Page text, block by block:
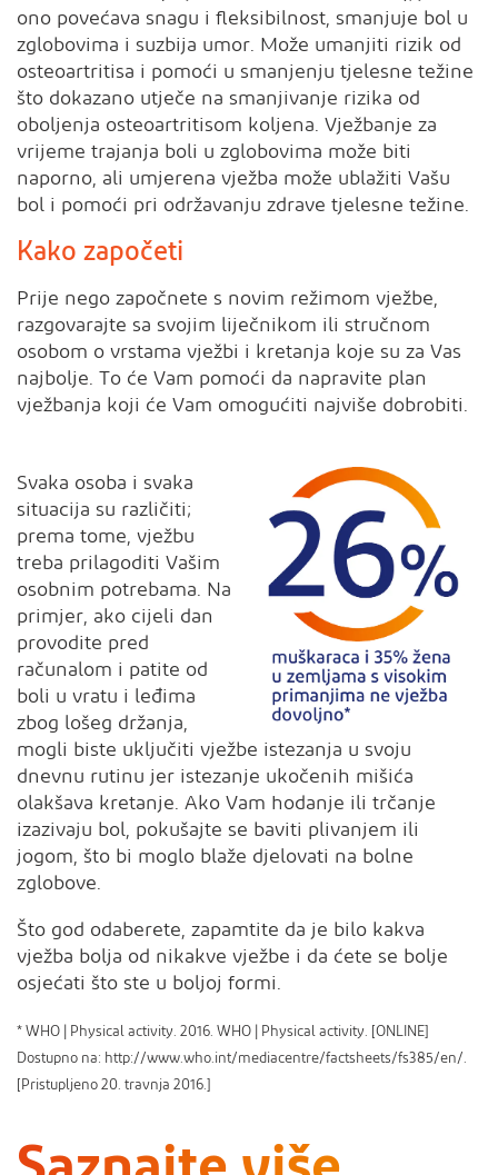
ono povećava snagu i fleksibilnost, smanjuje bol u
zglobovima i suzbija umor. Može umanjiti rizik od
osteoartritisa i pomoći u smanjenju tjelesne težine
što dokazano utječe na smanjivanje rizika od
oboljenja osteoartritisom koljena. Vježbanje za
vrijeme trajanja boli u zglobovima može biti
naporno, ali umjerena vježba može ublažiti Vašu
bol i pomoći pri održavanju zdrave tjelesne težine.
Kako započeti
Prije nego započnete s novim režimom vježbe,
razgovarajte sa svojim liječnikom ili stručnom
osobom o vrstama vježbi i kretanja koje su za Vas
najbolje. To će Vam pomoći da napravite plan
vježbanja koji će Vam omogućiti najviše dobrobiti.
Svaka osoba i svaka
situacija su različiti;
prema tome, vježbu
treba prilagoditi Vašim
osobnim potrebama. Na
primjer, ako cijeli dan
provodite pred
računalom i patite od
boli u vratu i leđima
zbog lošeg držanja,
mogli biste uključiti vježbe istezanja u svoju
dnevnu rutinu jer istezanje ukočenih mišića
olakšava kretanje. Ako Vam hodanje ili trčanje
izazivaju bol, pokušajte se baviti plivanjem ili
jogom, što bi moglo blaže djelovati na bolne
zglobove.
Što god odaberete, zapamtite da je bilo kakva
vježba bolja od nikakve vježbe i da ćete se bolje
osjećati što ste u boljoj formi.
* WHO | Physical activity. 2016. WHO | Physical activity. [ONLINE]
Dostupno na: http://www.who.int/mediacentre/factsheets/fs385/en/.
[Pristupljeno 20. travnja 2016.]